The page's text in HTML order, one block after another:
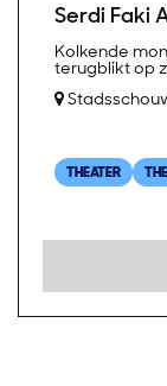
Serdi Faki
Kolkende
terugblikt op
THEATER